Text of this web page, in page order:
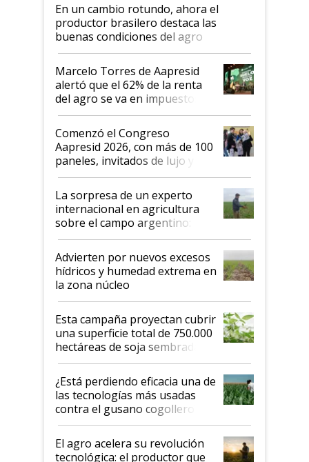
En un cambio rotundo, ahora el
productor brasilero destaca las
buenas condiciones del agro
argentino para invertir: "Los veo
más motivados"
Marcelo Torres de Aapresid
alertó que el 62% de la renta
del agro se va en impuestos:
"No es bueno que en
Argentina se sigan discutiendo
las mismas cosas de hace 50
años"
Comenzó el Congreso
Aapresid 2026, con más de 100
paneles, invitados de lujo y
todas las tendencias
La sorpresa de un experto
internacional en agricultura
sobre el campo argentino:
"Estoy muy impresionado"
Advierten por nuevos excesos
hídricos y humedad extrema en
la zona núcleo
Esta campaña proyectan cubrir
una superficie total de 750.000
hectáreas de soja sembradas
con una nueva generación de
variedades que marcan un
salto tecnológico en genética y
rendimiento
¿Está perdiendo eficacia una de
las tecnologías más usadas
contra el gusano cogollero? El
desafío de una tecnología clave
El agro acelera su revolución
tecnológica: el productor que